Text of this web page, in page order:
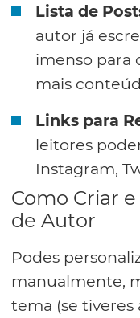
Lista de
autor já
imenso para
mais
Links para
leitores
Instagram,
Como Criar
de Autor
Podes
manualmente,
tema (se tiveres